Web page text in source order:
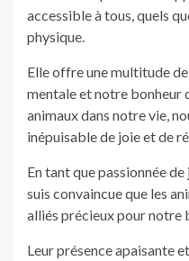
accessible à tous, quels
physique.
Elle offre une multitude
mentale et notre bonheur
animaux dans notre vie,
inépuisable de joie et de
En tant que passionnée
suis convaincue que les
alliés précieux pour notre
Leur présence apaisante